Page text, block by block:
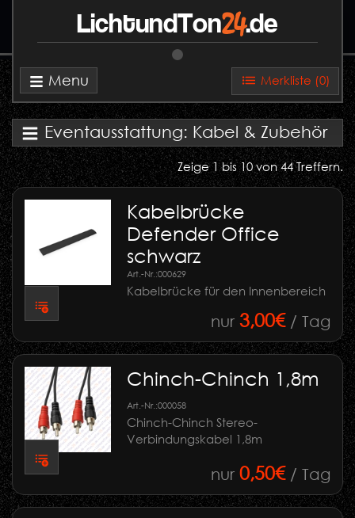
Merkliste (0)
Menu
LichtundTon24.de
Eventausstattung: Kabel & Zubehör
Zeige 1 bis 10 von 44 Treffern.
Kabelbrücke
Defender Office
schwarz
Kabelbrücke für den Innenbereich
Art.-Nr.:000629
nur 3,00€/ Tag
Chinch-Chinch 1,8m
Chinch-Chinch Stereo-
Verbindungskabel 1,8m
Art.-Nr.:000058
nur 0,50€/ Tag